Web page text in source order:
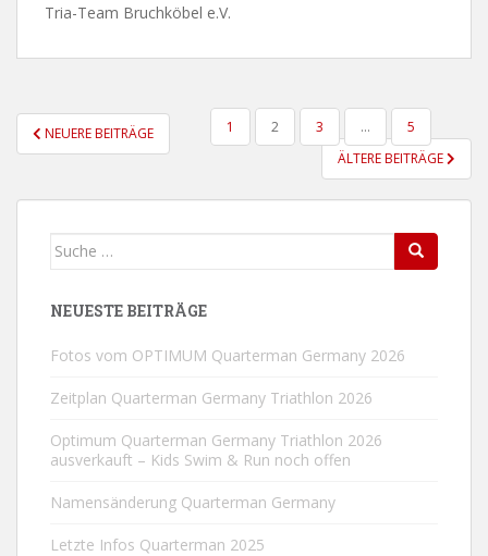
Tria-Team Bruchköbel e.V.
SEITENNUMMERIERUNG
DER
NEUERE BEITRÄGE 1 2 3 …
5
ÄLTERE BEITRÄGE
Suche
Search
NEUESTE BEITRÄGE
Fotos vom OPTIMUM Quarterman Germany 2026
Zeitplan Quarterman Germany Triathlon 2026
Optimum Quarterman Germany Triathlon 2026
ausverkauft – Kids Swim & Run noch offen
Namensänderung Quarterman Germany
Letzte Infos Quarterman 2025